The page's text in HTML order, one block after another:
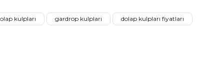
kulpları gardrop kulpları
dolap kulpları fiyatları